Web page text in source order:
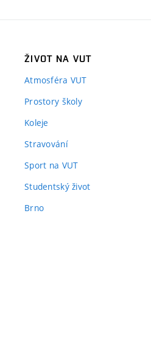
ŽIVOT NA VUT
Atmosféra VUT
Prostory školy
Koleje
Stravování
Sport na VUT
Studentský život
Brno